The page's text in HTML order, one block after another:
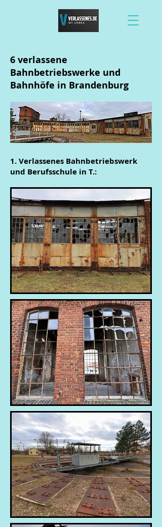
6 verlassene
Bahnbetriebswerke und
Bahnhöfe in Brandenburg
1. Verlassenes Bahnbetriebswerk
und Berufsschule in T.: